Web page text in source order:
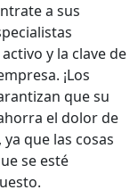
a sus
y la clave de
¡Los
que su
el dolor de
que las cosas
se esté